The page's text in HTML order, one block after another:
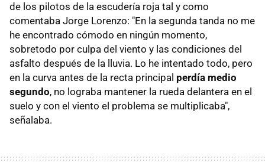
de los pilotos de la escudería roja tal y como
comentaba Jorge Lorenzo: "En la segunda tanda no me
he encontrado cómodo en ningún momento,
sobretodo por culpa del viento y las condiciones del
asfalto después de la lluvia. Lo he intentado todo, pero
en la curva antes de la recta principal perdía medio
segundo, no lograba mantener la rueda delantera en el
suelo y con el viento el problema se multiplicaba",
señalaba.